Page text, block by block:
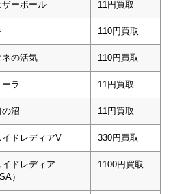
ザーボール 11円買取
110円買取
ネの活気 110円買取
ラ 11円買取
の沼 11円買取
イドレディアV 330円買取
イドレディア
）
1100円買取